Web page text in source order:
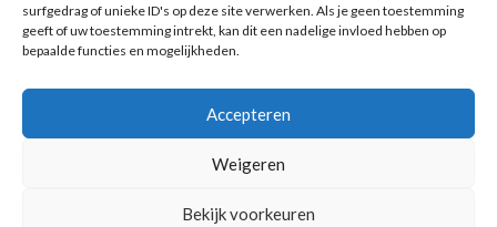
surfgedrag of unieke ID's op deze site verwerken. Als je geen toestemming
geeft of uw toestemming intrekt, kan dit een nadelige invloed hebben op
bepaalde functies en mogelijkheden.
Accepteren
Weigeren
Bekijk voorkeuren